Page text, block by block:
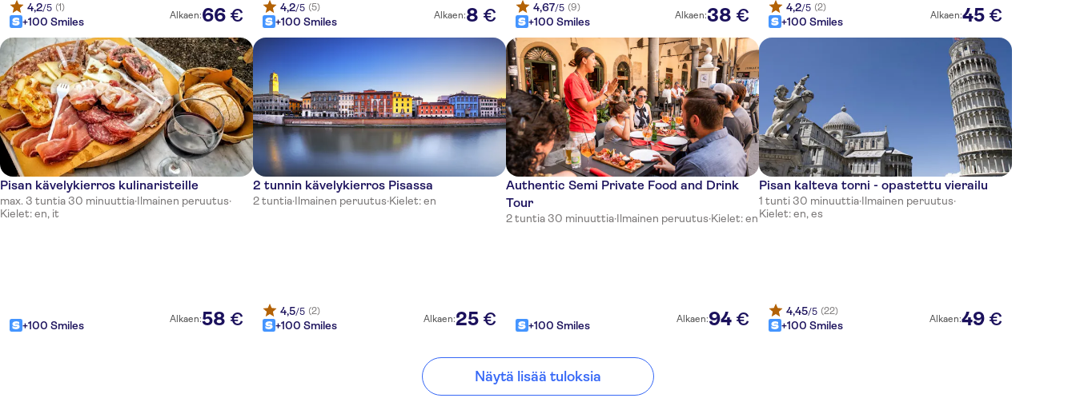
4,2/5 (1)
+100 Smiles Alkaen:66 € 4,2/5 (5)
+100 Smiles Alkaen:8 € 4,67/5 (9)
+100 Smiles Alkaen:38 € 4,2/5 (2)
+100 Smiles Alkaen:45 €
Pisan kävelykierros kulinaristeille
max. 3 tuntia 30 minuuttia·Ilmainen peruutus·
Kielet: en, it
+100 Smiles Alkaen:58 €
2 tunnin kävelykierros Pisassa
2 tuntia·Ilmainen peruutus·Kielet: en
4,5/5 (2)
+100 Smiles Alkaen:25 €
Authentic Semi Private Food and Drink
Tour
2 tuntia 30 minuuttia·Ilmainen peruutus·Kielet: en
+100 Smiles Alkaen:94 €
Pisan kalteva torni - opastettu vierailu
1 tunti 30 minuuttia·Ilmainen peruutus·
Kielet: en, es
4,45/5 (22)
+100 Smiles Alkaen:49 €
Näytä lisää tuloksia